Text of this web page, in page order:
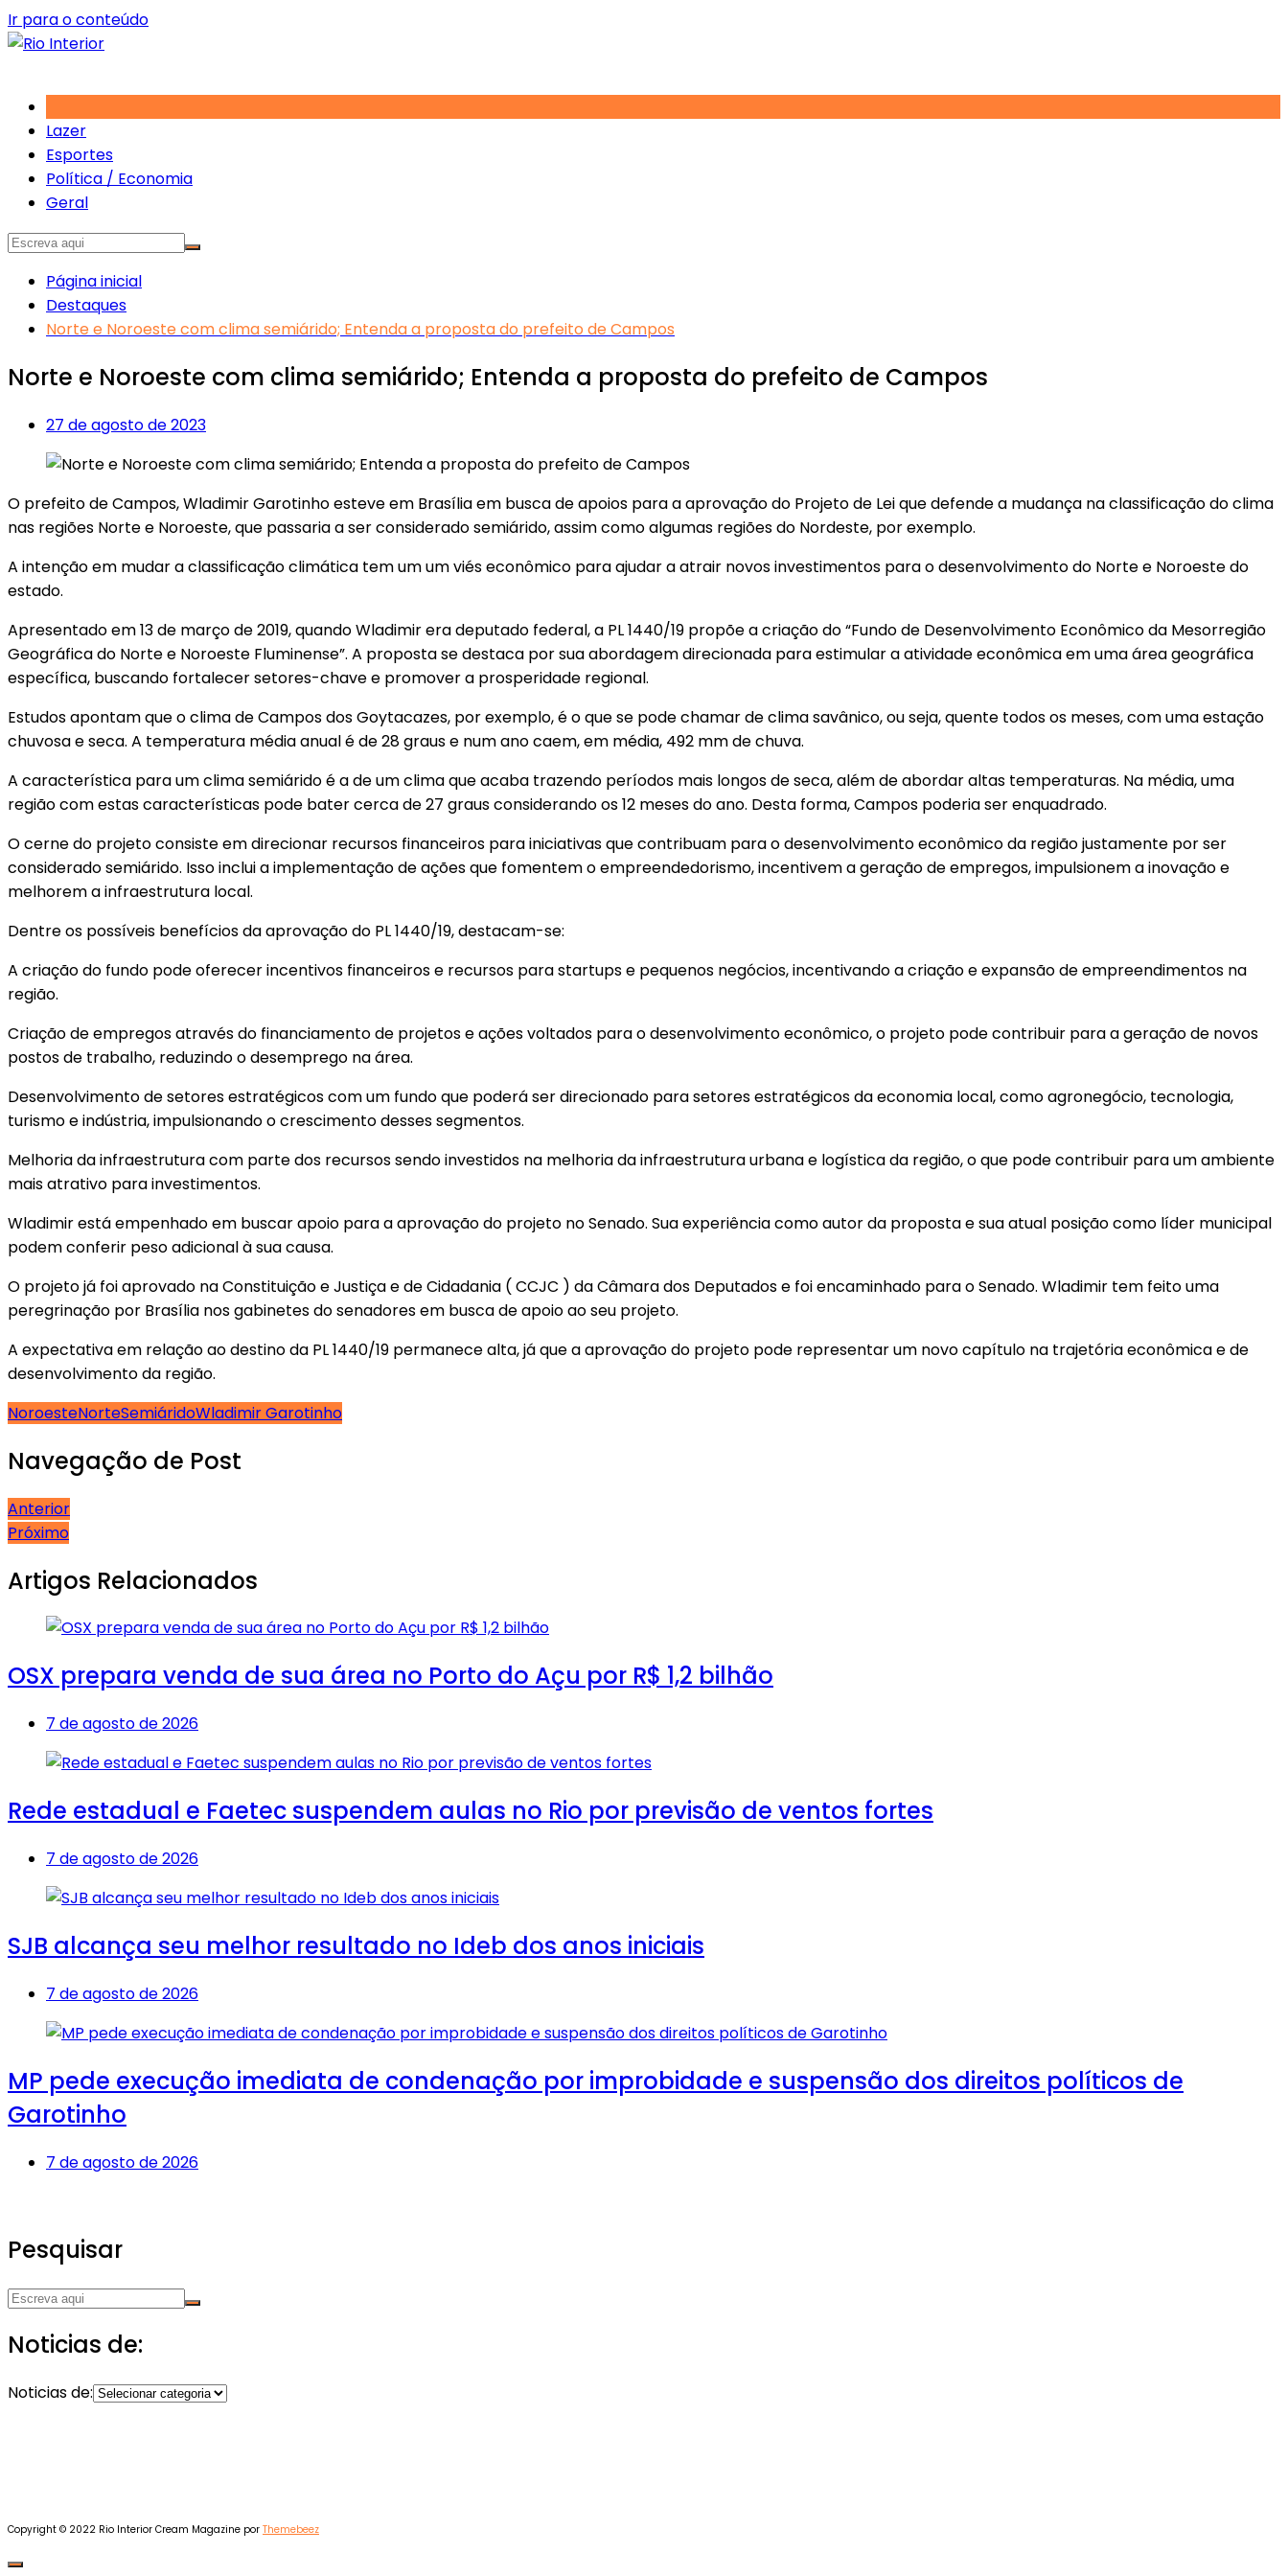
Ir para o conteúdo
Lazer
Esportes
Política / Economia
Geral
Página inicial
Destaques
Norte e Noroeste com clima semiárido; Entenda a proposta do prefeito de Campos
Norte e Noroeste com clima semiárido; Entenda a proposta do prefeito de Campos
27 de agosto de 2023
O prefeito de Campos, Wladimir Garotinho esteve em Brasília em busca de apoios para a aprovação do Projeto de Lei que defende a mudança na classificação do clima
nas regiões Norte e Noroeste, que passaria a ser considerado semiárido, assim como algumas regiões do Nordeste, por exemplo.
A intenção em mudar a classificação climática tem um um viés econômico para ajudar a atrair novos investimentos para o desenvolvimento do Norte e Noroeste do
estado.
Apresentado em 13 de março de 2019, quando Wladimir era deputado federal, a PL 1440/19 propõe a criação do “Fundo de Desenvolvimento Econômico da Mesorregião
Geográfica do Norte e Noroeste Fluminense”. A proposta se destaca por sua abordagem direcionada para estimular a atividade econômica em uma área geográfica
específica, buscando fortalecer setores-chave e promover a prosperidade regional.
Estudos apontam que o clima de Campos dos Goytacazes, por exemplo, é o que se pode chamar de clima savânico, ou seja, quente todos os meses, com uma estação
chuvosa e seca. A temperatura média anual é de 28 graus e num ano caem, em média, 492 mm de chuva.
A característica para um clima semiárido é a de um clima que acaba trazendo períodos mais longos de seca, além de abordar altas temperaturas. Na média, uma
região com estas características pode bater cerca de 27 graus considerando os 12 meses do ano. Desta forma, Campos poderia ser enquadrado.
O cerne do projeto consiste em direcionar recursos financeiros para iniciativas que contribuam para o desenvolvimento econômico da região justamente por ser
considerado semiárido. Isso inclui a implementação de ações que fomentem o empreendedorismo, incentivem a geração de empregos, impulsionem a inovação e
melhorem a infraestrutura local.
Dentre os possíveis benefícios da aprovação do PL 1440/19, destacam-se:
A criação do fundo pode oferecer incentivos financeiros e recursos para startups e pequenos negócios, incentivando a criação e expansão de empreendimentos na
região.
Criação de empregos através do financiamento de projetos e ações voltados para o desenvolvimento econômico, o projeto pode contribuir para a geração de novos
postos de trabalho, reduzindo o desemprego na área.
Desenvolvimento de setores estratégicos com um fundo que poderá ser direcionado para setores estratégicos da economia local, como agronegócio, tecnologia,
turismo e indústria, impulsionando o crescimento desses segmentos.
Melhoria da infraestrutura com parte dos recursos sendo investidos na melhoria da infraestrutura urbana e logística da região, o que pode contribuir para um ambiente
mais atrativo para investimentos.
Wladimir está empenhado em buscar apoio para a aprovação do projeto no Senado. Sua experiência como autor da proposta e sua atual posição como líder municipal
podem conferir peso adicional à sua causa.
O projeto já foi aprovado na Constituição e Justiça e de Cidadania ( CCJC ) da Câmara dos Deputados e foi encaminhado para o Senado. Wladimir tem feito uma
peregrinação por Brasília nos gabinetes do senadores em busca de apoio ao seu projeto.
A expectativa em relação ao destino da PL 1440/19 permanece alta, já que a aprovação do projeto pode representar um novo capítulo na trajetória econômica e de
desenvolvimento da região.
NoroesteNorteSemiáridoWladimir Garotinho
Navegação de Post
Anterior
Próximo
Artigos Relacionados
OSX prepara venda de sua área no Porto do Açu por R$ 1,2 bilhão
7 de agosto de 2026
Rede estadual e Faetec suspendem aulas no Rio por previsão de ventos fortes
7 de agosto de 2026
SJB alcança seu melhor resultado no Ideb dos anos iniciais
7 de agosto de 2026
MP pede execução imediata de condenação por improbidade e suspensão dos direitos políticos de
Garotinho
7 de agosto de 2026
Pesquisar
Noticias de:
Noticias de:
Copyright © 2022 Rio Interior Cream Magazine por Themebeez